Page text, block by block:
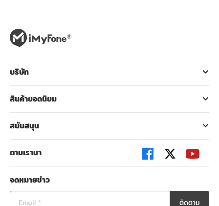
บริษัท
สินค้ายอดนิยม
สนับสนุน
ตามเรามา
จดหมายข่าว
ติดตาม